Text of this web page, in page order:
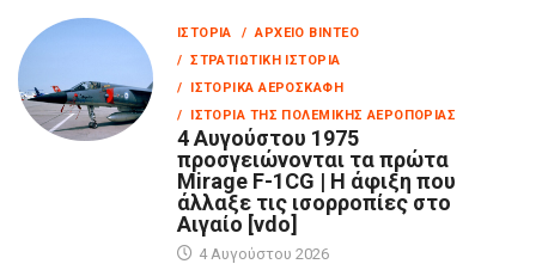
ΙΣΤΟΡΊΑ
/ ΑΡΧΕΊΟ ΒΊΝΤΕΟ
/ ΣΤΡΑΤΙΩΤΙΚΉ ΙΣΤΟΡΊΑ
/ ΙΣΤΟΡΙΚΆ ΑΕΡΟΣΚΆΦΗ
/ ΙΣΤΟΡΊΑ ΤΗΣ ΠΟΛΕΜΙΚΉΣ ΑΕΡΟΠΟΡΊΑΣ
4 Αυγούστου 1975
προσγειώνονται τα πρώτα
Mirage F-1CG | Η άφιξη που
άλλαξε τις ισορροπίες στο
Αιγαίο [vdo]
4 Αυγούστου 2026